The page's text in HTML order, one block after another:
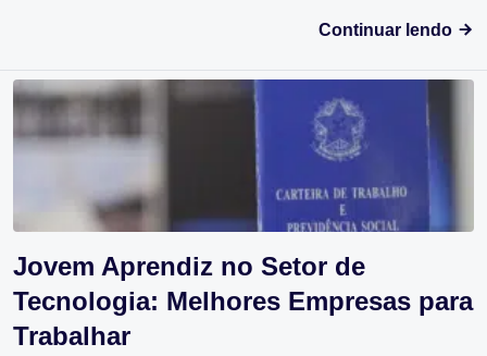
Continuar lendo
Jovem Aprendiz no Setor de
Tecnologia: Melhores Empresas para
Trabalhar